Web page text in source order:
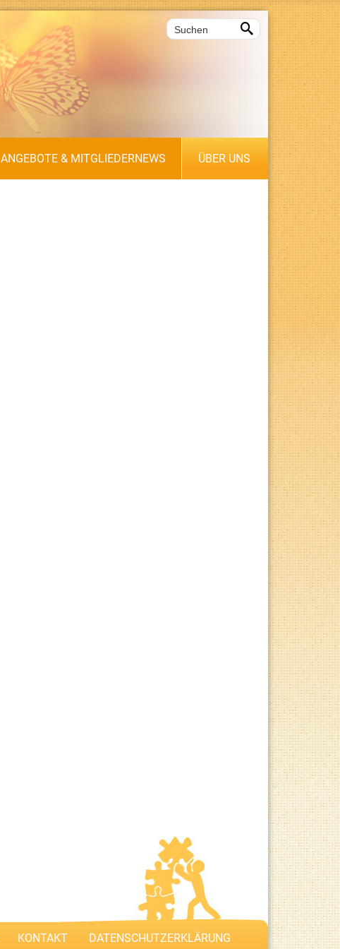

ANGEBOTE & MITGLIEDERNEWS ÜBER UNS
KONTAKT DATENSCHUTZERKLÄRUNG